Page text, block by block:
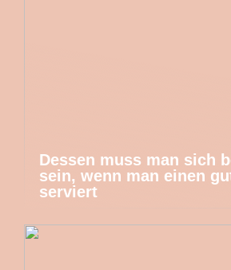
Dessen muss man sich
sein, wenn man einen
serviert